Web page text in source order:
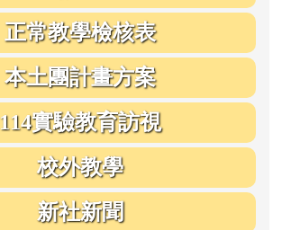
正常教學檢核表
本土團計畫方案
114實驗教育訪視
校外教學
新社新聞